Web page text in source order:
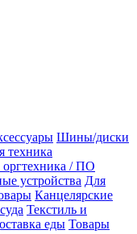
Шины/диски
техника
/ ПО
устройства Для
Канцелярские
Текстиль и
еды Товары